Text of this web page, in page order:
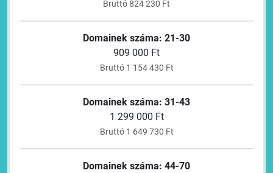
Bruttó 824 230 Ft
Domainek száma: 21-30
909 000 Ft
Bruttó 1 154 430 Ft
Domainek száma: 31-43
1 299 000 Ft
Bruttó 1 649 730 Ft
Domainek száma: 44-70